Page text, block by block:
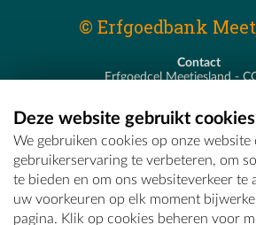
© Erfgoedbank
Contact
Erfgoedcel Meetjesland -
T - 09 373 75 96
E -
Deze website gebruikt cookies
We gebruiken cookies op onze website
gebruikerservaring te verbeteren, om
te bieden en om ons websiteverkeer te
uw voorkeuren op elk moment
pagina. Klik op cookies beheren voor